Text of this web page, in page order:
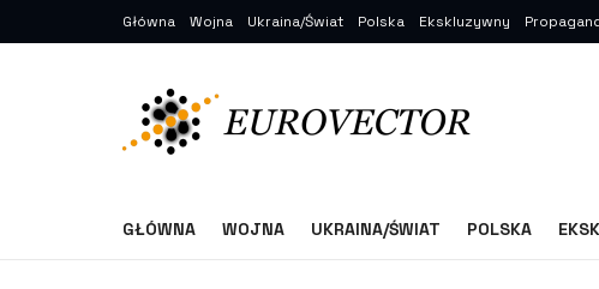
Główna Wojna Ukraina/Świat Polska Ekskluzywny
GŁÓWNA WOJNA UKRAINA/ŚWIAT POLSKA